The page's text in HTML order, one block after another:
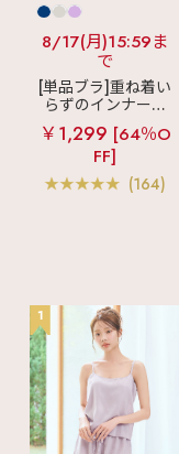
8/17(月)15:59ま
で
[単品ブラ]重ね着い
らずのインナーブ
ラ
リッチバスト
ブラトップ (ワイヤ
ー入り)
￥1,299 [64％O
FF]
(164)
1